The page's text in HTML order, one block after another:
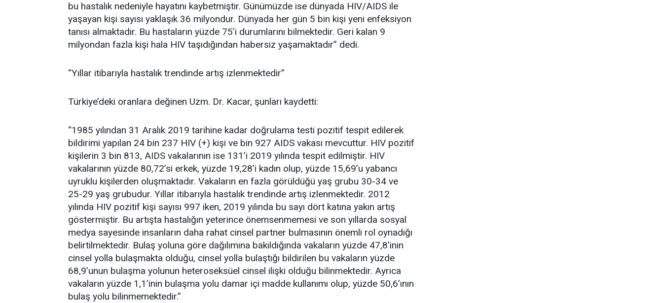
bu hastalık nedeniyle hayatını kaybetmiştir. Günümüzde ise dünyada HIV/AIDS ile
yaşayan kişi sayısı yaklaşık 36 milyondur. Dünyada her gün 5 bin kişi yeni enfeksiyon
tanısı almaktadır. Bu hastaların yüzde 75’i durumlarını bilmektedir. Geri kalan 9
milyondan fazla kişi hala HIV taşıdığından habersiz yaşamaktadır” dedi.
“Yıllar itibarıyla hastalık trendinde artış izlenmektedir”
Türkiye’deki oranlara değinen Uzm. Dr. Kacar, şunları kaydetti:
“1985 yılından 31 Aralık 2019 tarihine kadar doğrulama testi pozitif tespit edilerek
bildirimi yapılan 24 bin 237 HIV (+) kişi ve bin 927 AIDS vakası mevcuttur. HIV pozitif
kişilerin 3 bin 813, AIDS vakalarının ise 131’i 2019 yılında tespit edilmiştir. HIV
vakalarının yüzde 80,72’si erkek, yüzde 19,28’i kadın olup, yüzde 15,69’u yabancı
uyruklu kişilerden oluşmaktadır. Vakaların en fazla görüldüğü yaş grubu 30-34 ve
25-29 yaş grubudur. Yıllar itibarıyla hastalık trendinde artış izlenmektedir. 2012
yılında HIV pozitif kişi sayısı 997 iken, 2019 yılında bu sayı dört katına yakın artış
göstermiştir. Bu artışta hastalığın yeterince önemsenmemesi ve son yıllarda sosyal
medya sayesinde insanların daha rahat cinsel partner bulmasının önemli rol oynadığı
belirtilmektedir. Bulaş yoluna göre dağılımına bakıldığında vakaların yüzde 47,8’inin
cinsel yolla bulaşmakta olduğu, cinsel yolla bulaştığı bildirilen bu vakaların yüzde
68,9’unun bulaşma yolunun heteroseksüel cinsel ilişki olduğu bilinmektedir. Ayrıca
vakaların yüzde 1,1’inin bulaşma yolu damar içi madde kullanımı olup, yüzde 50,6’ının
bulaş yolu bilinmemektedir.”